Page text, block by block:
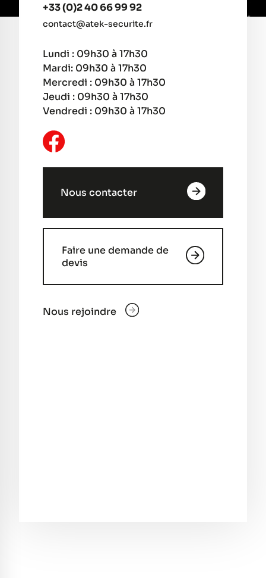
+33 (0)2 40 66 99 92
contact@atek-securite.fr
Lundi : 09h30 à 17h30
Mardi: 09h30 à 17h30
Mercredi : 09h30 à 17h30
Jeudi : 09h30 à 17h30
Vendredi : 09h30 à 17h30
Nous contacter
Faire une demande de
devis
Nous rejoindre